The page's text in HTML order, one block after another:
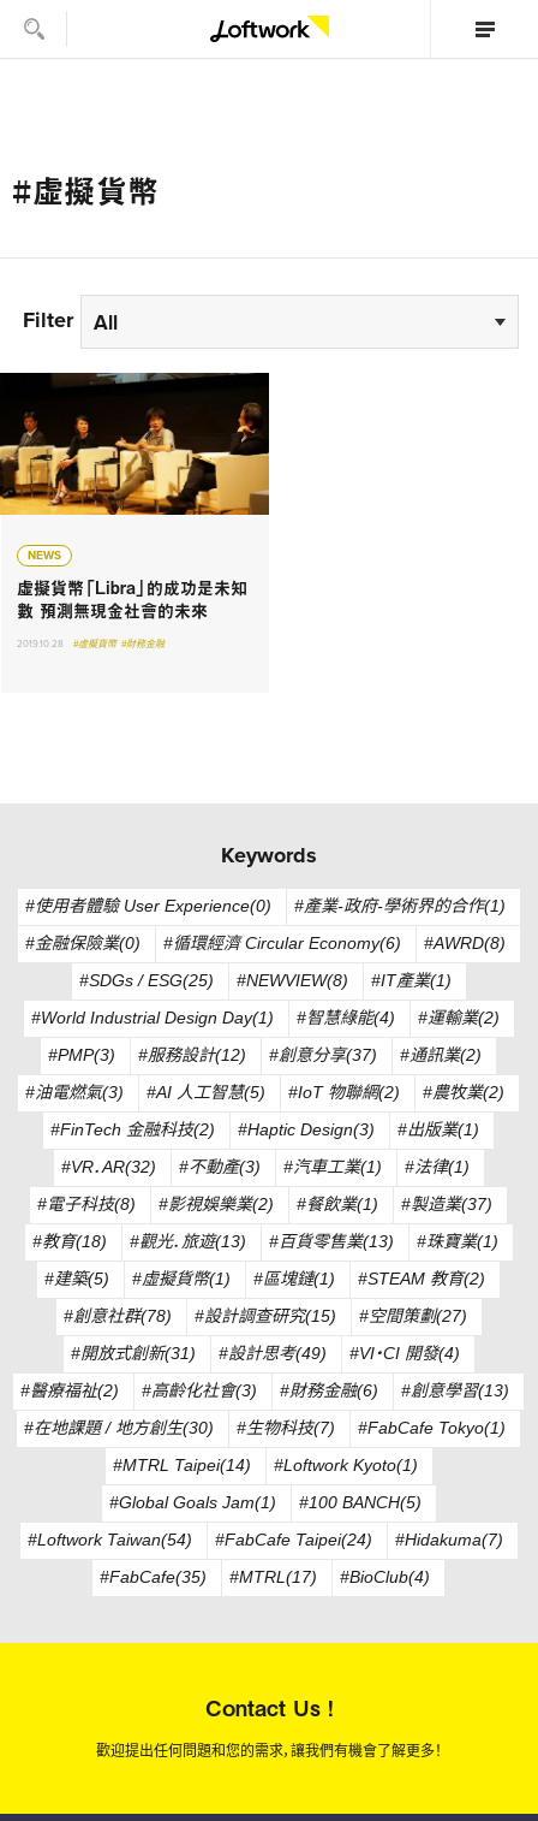
#虛擬貨幣
Filter All
NEWS
虛擬貨幣「Libra」的成功是未知
數 預測無現金社會的未來
2019.10.28 #虛擬貨幣 #財務金融
Keywords
#使用者體驗 User Experience(0)
#產業-政府-學術界的合作(1)
#金融保險業(0)
#循環經濟 Circular Economy(6)
#AWRD(8)
#SDGs / ESG(25)
#NEWVIEW(8)
#IT產業(1)
#World Industrial Design Day(1)
#智慧綠能(4)
#運輸業(2)
#PMP(3)
#服務設計(12) #創意分享(37)
#通訊業(2)
#油電燃氣(3)
#AI 人工智慧(5) #IoT 物聯網(2)
#農牧業(2)
#FinTech 金融科技(2)
#Haptic Design(3)
#出版業(1)
#VR．AR(32)
#不動產(3) #汽車工業(1)
#法律(1)
#電子科技(8)
#影視娛樂業(2) #餐飲業(1)
#製造業(37)
#教育(18)
#觀光．旅遊(13) #百貨零售業(13)
#珠寶業(1)
#建築(5)
#虛擬貨幣(1) #區塊鏈(1)
#STEAM 教育(2)
#創意社群(78)
#設計調查研究(15)
#空間策劃(27)
#開放式創新(31)
#設計思考(49)
#VI・CI 開發(4)
#醫療福祉(2)
#高齡化社會(3) #財務金融(6)
#創意學習(13)
#在地課題 / 地方創生(30)
#生物科技(7)
#FabCafe Tokyo(1)
#MTRL Taipei(14)
#Loftwork Kyoto(1)
#Global Goals Jam(1)
#100 BANCH(5)
#Loftwork Taiwan(54)
#FabCafe Taipei(24)
#Hidakuma(7)
#FabCafe(35)
#MTRL(17) #BioClub(4)
Contact Us !
歡迎提出任何問題和您的需求，讓我們有機會了解更多！